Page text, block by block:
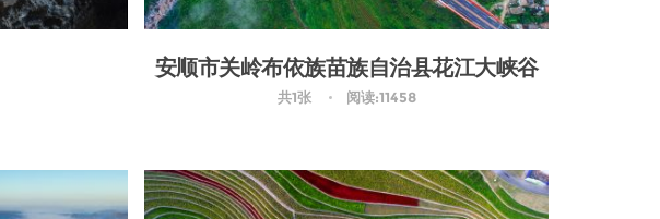
安顺市关岭布依族苗族自治县花江大峡谷
共1张 阅读:11458